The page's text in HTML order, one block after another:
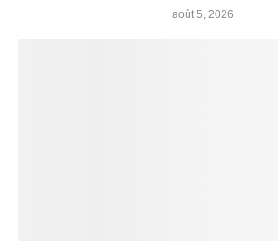
août 5, 2026